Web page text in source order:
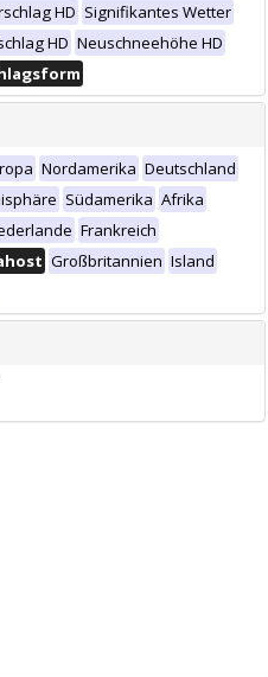
HD Signifikantes Wetter
HD Neuschneehöhe HD
Nordamerika Deutschland
Südamerika Afrika
Frankreich
Großbritannien Island